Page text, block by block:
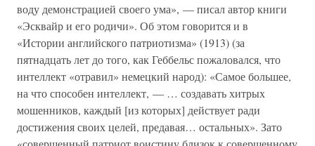
воду демонстрацией своего ума», — писал автор книги
«Эсквайр и его родичи». Об этом говорится и в
«Истории английского патриотизма» (1913) (за
пятнадцать лет до того, как Геббельс пожаловался, что
интеллект «отравил» немецкий народ): «Самое большее,
на что способен интеллект, — … создавать хитрых
мошенников, каждый [из которых] действует ради
достижения своих целей, предавая… остальных». Зато